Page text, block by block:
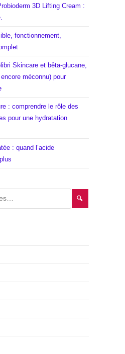
3D Lifting Cream :
fonctionnement,
Skincare et bêta-glucane,
méconnu) pour
: comprendre le rôle des
pour une hydratation
: quand l’acide
🔍